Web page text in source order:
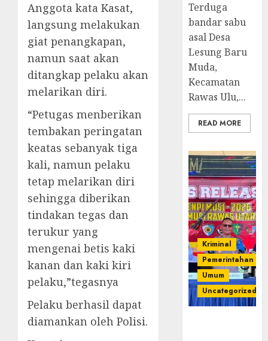
Anggota kata Kasat,
langsung melakukan
giat penangkapan,
namun saat akan
ditangkap pelaku akan
melarikan diri.
“Petugas menberikan
tembakan peringatan
keatas sebanyak tiga
kali, namun pelaku
tetap melarikan diri
sehingga diberikan
tindakan tegas dan
terukur yang
mengenai betis kaki
kanan dan kaki kiri
pelaku,”tegasnya
Pelaku berhasil dapat
diamankan oleh Polisi.
Terduga
bandar sabu
asal Desa
Lesung Baru
Muda,
Kecamatan
Rawas Ulu,...
READ MORE
Kriminal
Pemerintahan
Umum
Uncategorized